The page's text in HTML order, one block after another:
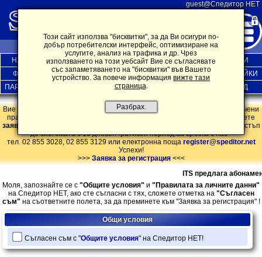
guest@Спедитор НЕТ
Този сайт използва "бисквитки", за да Ви осигури по-
добър потребителски интерфейс, оптимизиране на
услугите, анализ на трафика и др. Чрез
използването на този уебсайт Вие се съгласявате
със запаметяването на "бисквитки" във Вашето
устройство. За повече информация вижте тази
страница.
Разбрах.
НАЧАЛО ПОЩА БОРСА ДИСКУСИИ
ОБЯВИ
ФИРМИ
НОВИНИ ПЕРСОНАЛНИ ИНФ.ДЪРЖАВИ
НАСТРОЙКИ
ПАРТНЬОРИ
АБОНАМЕНТ ИЗХОД
Вие сте влезли в системата нa SPEDITOR.NET като гост и имате ограничени
права! Ако предлаганата услуга представлява интерес за Вас, попълнете
заявката за регистрация
. Регистрирайки се може да получите пълен достъп
до системата с 10 дневен гратисен период.За връзка с нас -
тел. 02 855 3028, 02 855 3129или електронна поща register@speditor.net
Успехи!
>>>Заявка за регистрация<<<
ITS предлага
Моля, запознайте се с "Общите условия" и "Правилата за личните данни"
на Спедитор НЕТ, ако сте съгласни с тях, сложете отметка на "Съгласен
съм" на съответните полета, за да преминете към "Заявка за регистрация" !
Общи условия
Cъгласен съм с "Общите условия" на Спедитор НЕТ!